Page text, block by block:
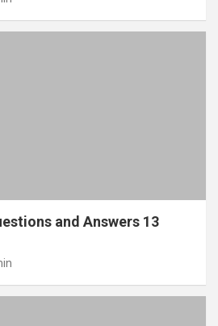
and Answers 13